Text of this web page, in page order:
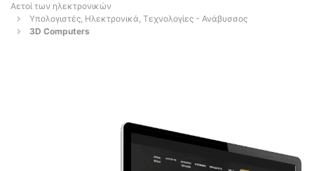
Αετοί των ηλεκτρονικών
Υπολογιστές, Ηλεκτρονικά, Τεχνολογίες - Ανάβυσσος
3D Computers